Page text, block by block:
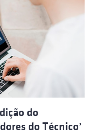
do
do Técnico’